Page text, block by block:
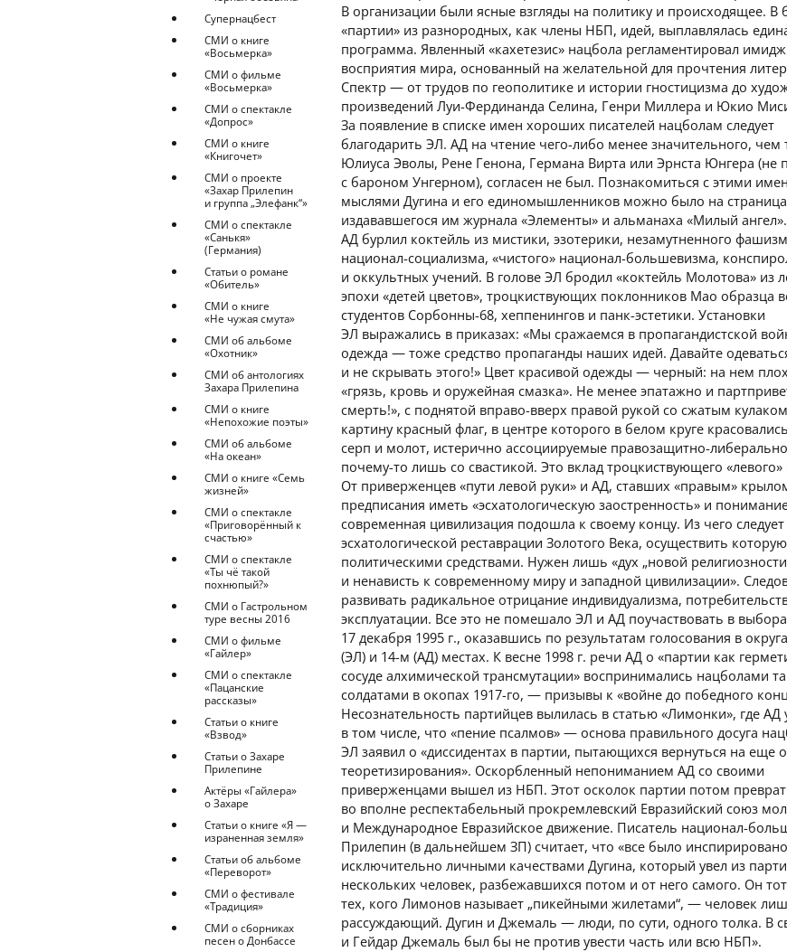
Супернацбест
СМИ о книге
«Восьмерка»
СМИ о фильме
«Восьмерка»
СМИ о спектакле
«Допрос»
СМИ о книге
«Книгочет»
СМИ о проекте
«Захар Прилепин
и группа „Элефанк“»
СМИ о спектакле
«Санькя»
(Германия)
Статьи о романе
«Обитель»
СМИ о книге
«Не чужая смута»
СМИ об альбоме
«Охотник»
СМИ об антологиях
Захара Прилепина
СМИ о книге
«Непохожие поэты»
СМИ об альбоме
«На океан»
СМИ о книге «Семь
жизней»
СМИ о спектакле
«Приговорённый к
счастью»
СМИ о спектакле
«Ты чё такой
похнюпый?»
СМИ о Гастрольном
туре весны 2016
СМИ о фильме
«Гайлер»
СМИ о спектакле
«Пацанские
рассказы»
Статьи о книге
«Взвод»
Статьи о Захаре
Прилепине
Актёры «Гайлера»
о Захаре
Статьи о книге «Я —
израненная земля»
Статьи об альбоме
«Переворот»
СМИ о фестивале
«Традиция»
СМИ о сборниках
песен о Донбассе
В организации были ясные взгляды на политику и происходящее. В
«партии» из разнородных, как члены НБП, идей, выплавлялась
программа. Явленный «кахетезис» нацбола регламентировал
восприятия мира, основанный на желательной для прочтения
Спектр — от трудов по геополитике и истории гностицизма до
произведений Луи-Фердинанда Селина, Генри Миллера и Юкио
За появление в списке имен хороших писателей нацболам следует
благодарить ЭЛ. АД на чтение чего-либо менее значительного, чем
Юлиуса Эволы, Рене Генона, Германа Вирта или Эрнста Юнгера (не
с бароном Унгерном), согласен не был. Познакомиться с этими
мыслями Дугина и его единомышленников можно было на
издававшегося им журнала «Элементы» и альманаха «Милый
АД бурлил коктейль из мистики, эзотерики, незамутненного
национал-социализма, «чистого» национал-большевизма,
и оккультных учений. В голове ЭЛ бродил «коктейль Молотова» из
эпохи «детей цветов», троцкиствующих поклонников Мао образца
студентов Сорбонны-68, хеппенингов и панк-эстетики. Установки
ЭЛ выражались в приказах: «Мы сражаемся в пропагандистской
одежда — тоже средство пропаганды наших идей. Давайте
и не скрывать этого!» Цвет красивой одежды — черный: на нем
«грязь, кровь и оружейная смазка». Не менее эпатажно и
смерть!», с поднятой вправо-вверх правой рукой со сжатым
картину красный флаг, в центре которого в белом круге
серп и молот, истерично ассоциируемые правозащитно-
почему-то лишь со свастикой. Это вклад троцкиствующего
От приверженцев «пути левой руки» и АД, ставших «правым»
предписания иметь «эсхатологическую заостренность» и
современная цивилизация подошла к своему концу. Из чего следует
эсхатологической реставрации Золотого Века, осуществить
политическими средствами. Нужен лишь «дух „новой
и ненависть к современному миру и западной цивилизации».
развивать радикальное отрицание индивидуализма,
эксплуатации. Все это не помешало ЭЛ и АД поучаствовать в
17 декабря 1995 г., оказавшись по результатам голосования в
(ЭЛ) и 14-м (АД) местах. К весне 1998 г. речи АД о «партии как
сосуде алхимической трансмутации» воспринимались нацболами
солдатами в окопах 1917-го, — призывы к «войне до победного
Несознательность партийцев вылилась в статью «Лимонки», где АД
в том числе, что «пение псалмов» — основа правильного досуга
ЭЛ заявил о «диссидентах в партии, пытающихся вернуться на еще
теоретизирования». Оскорбленный непониманием АД со своими
приверженцами вышел из НБП. Этот осколок партии потом
во вполне респектабельный прокремлевский Евразийский союз
и Международное Евразийское движение. Писатель национал-
Прилепин (в дальнейшем ЗП) считает, что «все было инспирировано
исключительно личными качествами Дугина, который увел из
нескольких человек, разбежавшихся потом и от него самого. Он
тех, кого Лимонов называет „пикейными жилетами“, — человек
рассуждающий. Дугин и Джемаль — люди, по сути, одного толка. В
и Гейдар Джемаль был бы не против увести часть или всю НБП».